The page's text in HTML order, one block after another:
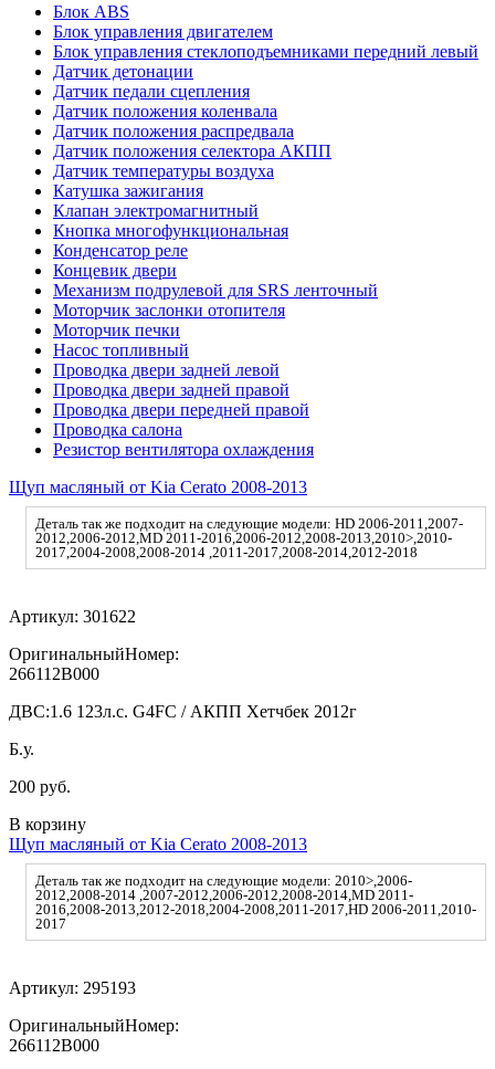
Блок ABS
Блок управления двигателем
Блок управления стеклоподъемниками передний левый
Датчик детонации
Датчик педали сцепления
Датчик положения коленвала
Датчик положения распредвала
Датчик положения селектора АКПП
Датчик температуры воздуха
Катушка зажигания
Клапан электромагнитный
Кнопка многофункциональная
Конденсатор реле
Концевик двери
Механизм подрулевой для SRS ленточный
Моторчик заслонки отопителя
Моторчик печки
Насос топливный
Проводка двери задней левой
Проводка двери задней правой
Проводка двери передней правой
Проводка салона
Резистор вентилятора охлаждения
Щуп масляный от Kia Cerato 2008-2013
Деталь так же подходит на следующие модели: HD 2006-2011,2007-
2012,2006-2012,MD 2011-2016,2006-2012,2008-2013,2010>,2010-
2017,2004-2008,2008-2014 ,2011-2017,2008-2014,2012-2018
Артикул: 301622
ОригинальныйНомер:
266112B000
ДВС:1.6 123л.с. G4FC / АКПП Хетчбек 2012г
Б.у.
200 руб.
В корзину
Щуп масляный от Kia Cerato 2008-2013
Деталь так же подходит на следующие модели: 2010>,2006-
2012,2008-2014 ,2007-2012,2006-2012,2008-2014,MD 2011-
2016,2008-2013,2012-2018,2004-2008,2011-2017,HD 2006-2011,2010-
2017
Артикул: 295193
ОригинальныйНомер:
266112B000